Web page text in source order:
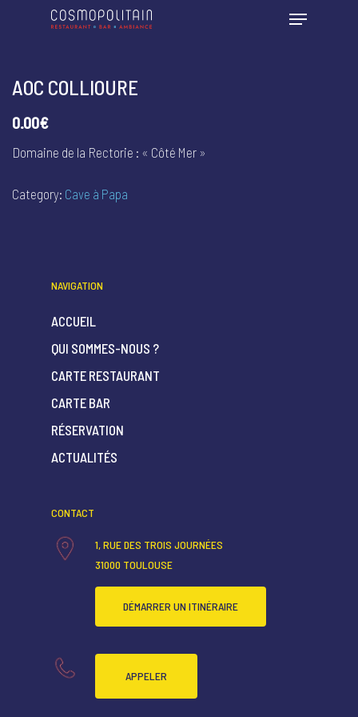
AOC COLLIOURE
0.00€
Domaine de la Rectorie : « Côté Mer »
Category: Cave à Papa
NAVIGATION
ACCUEIL
QUI SOMMES-NOUS ?
CARTE RESTAURANT
CARTE BAR
RÉSERVATION
ACTUALITÉS
CONTACT
1, RUE DES TROIS JOURNÉES
31000 TOULOUSE
DÉMARRER UN ITINÉRAIRE
APPELER
RÉSERVATION
ACTUALITÉS